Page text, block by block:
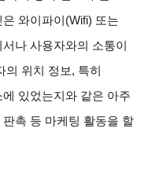
와이파이 (Wifi) 또는
나 사용자와의 소통이
의 위치 정보, 특히
있었는지와 같은 아주
촉 등 마케팅 활동을 할